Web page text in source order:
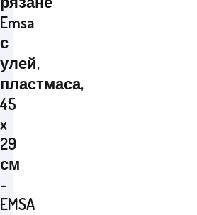
Emsa
с
улей,
пластмаса,
45
x
29
см
-
EMSA